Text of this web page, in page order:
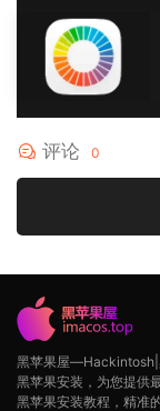
评论 0
黑苹果屋—Hackintosh|
黑苹果安装，为您提供
黑苹果安装教程，精准